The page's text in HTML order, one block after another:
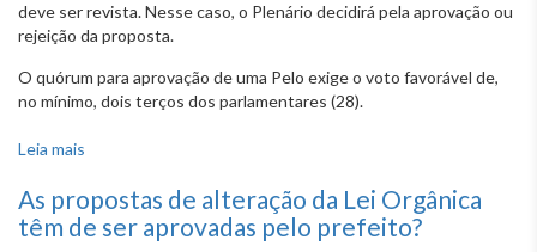
deve ser revista. Nesse caso, o Plenário decidirá pela aprovação ou
rejeição da proposta.
O quórum para aprovação de uma Pelo exige o voto favorável de,
no mínimo, dois terços dos parlamentares (28).
Leia mais
As propostas de alteração da Lei Orgânica
têm de ser aprovadas pelo prefeito?